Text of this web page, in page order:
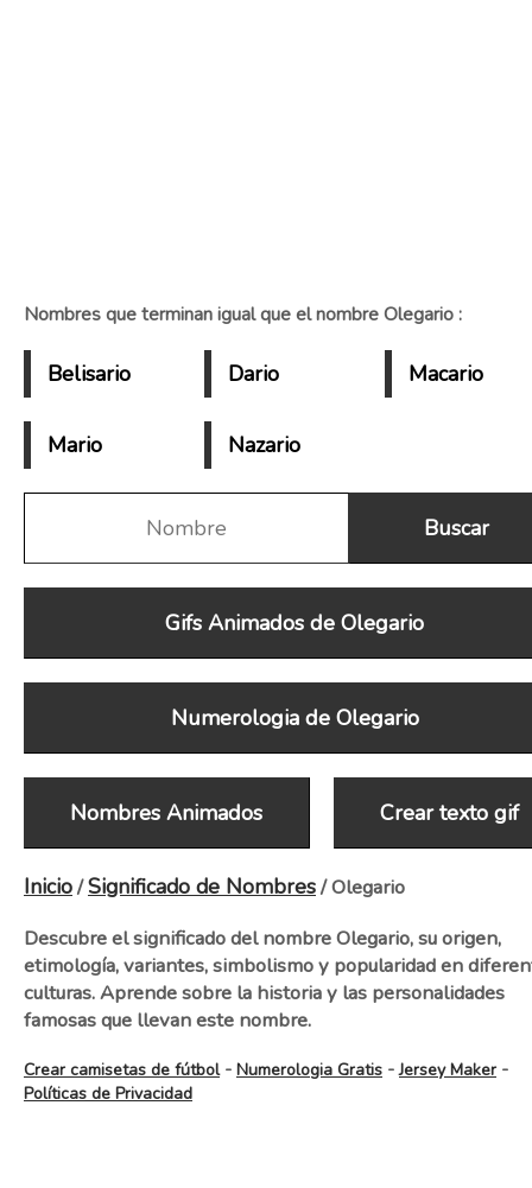
Nombres que terminan igual que el nombre Olegario :
Belisario Dario Macario
Mario Nazario
Gifs Animados de Olegario
Numerologia de Olegario
Nombres Animados Crear texto gif
Inicio/Significado de Nombres/ Olegario
Descubre el significado del nombre Olegario, su origen,
etimología, variantes, simbolismo y popularidad en
culturas. Aprende sobre la historia y las personalidades
famosas que llevan este nombre.
Crear camisetas de fútbol- Numerologia Gratis -Jersey Maker-
Políticas de Privacidad